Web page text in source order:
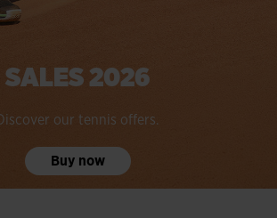
SALES 2026
Discover our tennis offers.
Buy now